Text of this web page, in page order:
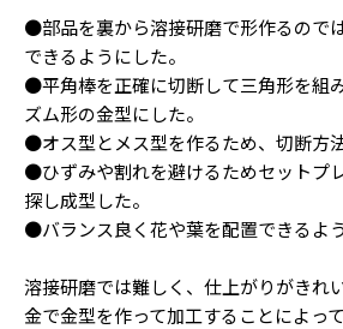
●部品を裏から溶接研磨で形作るので
できるようにした。
●平角棒を正確に切断して三角形を組
ズム形の金型にした。
●オス型とメス型を作るため、切断方
●ひずみや割れを避けるためセットプ
探し成型した。
●バランス良く花や葉を配置できるよ
溶接研磨では難しく、仕上がりがきれ
金で金型を作って加工することによっ